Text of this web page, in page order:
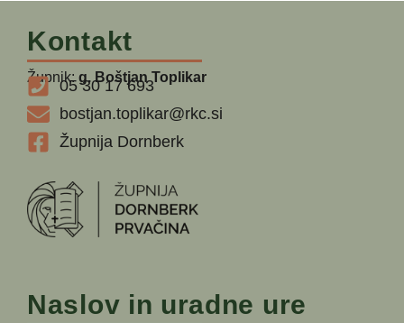
Kontakt
Župnik:g. Boštjan Toplikar
05 30 17 693
bostjan.toplikar@rkc.si
Župnija Dornberk
Naslov in uradne ure